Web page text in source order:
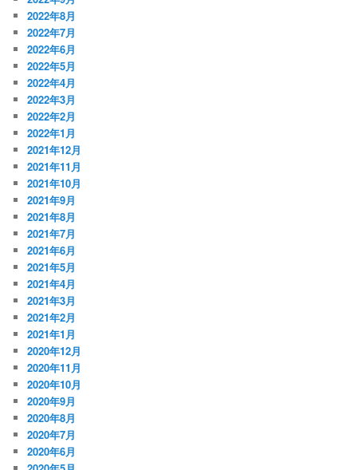
2022年8月
2022年7月
2022年6月
2022年5月
2022年4月
2022年3月
2022年2月
2022年1月
2021年12月
2021年11月
2021年10月
2021年9月
2021年8月
2021年7月
2021年6月
2021年5月
2021年4月
2021年3月
2021年2月
2021年1月
2020年12月
2020年11月
2020年10月
2020年9月
2020年8月
2020年7月
2020年6月